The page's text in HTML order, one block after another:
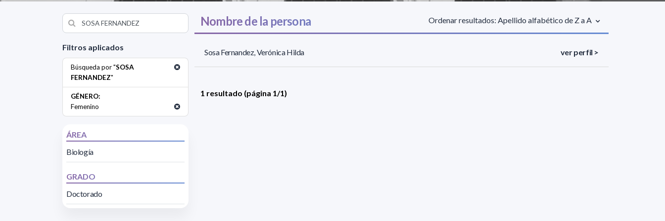
Filtros aplicados
Búsqueda por "SOSA
FERNANDEZ"
GÉNERO:
Femenino
ÁREA
Biología
GRADO
Doctorado
Nombre de la persona Ordenar resultados: Apellido alfabético de Z a A
Sosa Fernandez, Verónica Hilda ver perfil >
1 resultado (página 1/1)